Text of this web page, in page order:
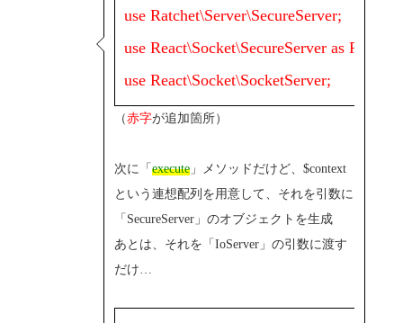
use Ratchet\Server\SecureServer;
use React\Socket\SecureServer as
use React\Socket\SocketServer;
（赤字が追加箇所）
次に「execute」メソッドだけど、$context
という連想配列を用意して、それを引数に
「SecureServer」のオブジェクトを生成
あとは、それを「IoServer」の引数に渡す
だけ…